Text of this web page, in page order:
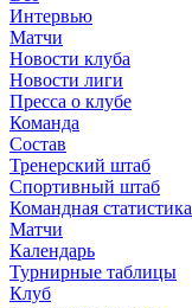
Интервью
Матчи
Новости клуба
Новости лиги
Пресса о клубе
Команда
Состав
Тренерский штаб
Спортивный штаб
Командная статистика
Матчи
Календарь
Турнирные таблицы
Клуб